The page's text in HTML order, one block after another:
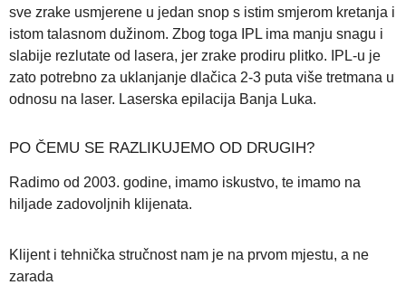
sve zrake usmjerene u jedan snop s istim smjerom kretanja i
istom talasnom dužinom. Zbog toga IPL ima manju snagu i
slabije rezlutate od lasera, jer zrake prodiru plitko. IPL-u je
zato potrebno za uklanjanje dlačica 2-3 puta više tretmana u
odnosu na laser. Laserska epilacija Banja Luka.
PO ČEMU SE RAZLIKUJEMO OD DRUGIH?
Radimo od 2003. godine, imamo iskustvo, te imamo na
hiljade zadovoljnih klijenata.
Klijent i tehnička stručnost nam je na prvom mjestu, a ne
zarada